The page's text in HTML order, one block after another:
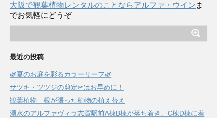
大阪で観葉植物レンタルのことならアルファ・ウイン ま
でお気軽にどうぞ
最近の投稿
🌿夏のお庭を彩るカラーリーフ🌿
サツキ・ツツジの剪定✂はお早めに！
観葉植物 根が張った植物の植え替え
湧水のアルファヴィラ志賀駅前A棟B棟が落ち着き、C棟D棟に着